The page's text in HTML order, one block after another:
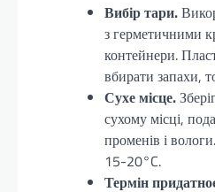
Вибір тари.
з герметичними
контейнери.
вбирати запахи,
Сухе місце.
сухому місці,
променів і
15-20°C.
Термін